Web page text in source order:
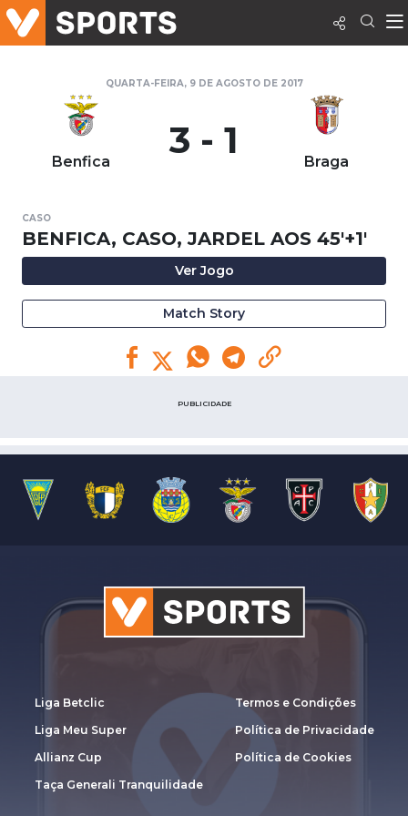
QUARTA-FEIRA, 9 DE AGOSTO DE 2017
Benfica 3 - 1 Braga
CASO
BENFICA, CASO, JARDEL AOS 45'+1'
Ver Jogo
Match Story
PUBLICIDADE
Liga Betclic
Liga Meu Super
Allianz Cup
Taça Generali Tranquilidade
Termos e Condições
Política de Privacidade
Política de Cookies